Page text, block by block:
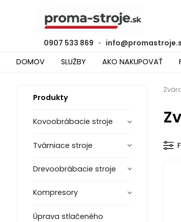
0907 533 869 •
DOMOV SLUŽBY AKO NAKUPOVAŤ
Produkty
Kovoobrábacie stroje
Tvárniace stroje
Drevoobrábacie stroje
Kompresory
Úprava stlačeného